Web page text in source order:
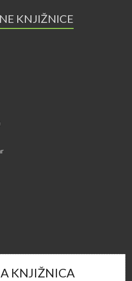
KNJIŽNICE
KNJIŽNICA